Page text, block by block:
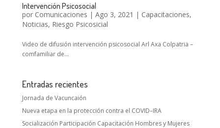
Intervención Psicosocial
por Comunicaciones | Ago 3, 2021 | Capacitaciones,
Noticias, Riesgo Psicosicial
Video de difusión intervención psicosocial Arl Axa Colpatria –
comfamiliar de...
Entradas recientes
Jornada de Vacuncaión
Nueva etapa en la protección contra el COVID–IRA
Socialización Participación Capacitación Hombres y Mujeres